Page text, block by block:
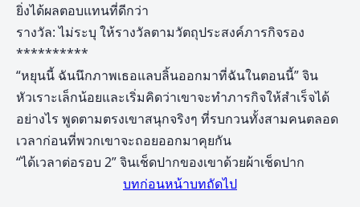
ยิ่งได้ผลตอบแทนที่ดีกว่า
รางวัล: ไม่ระบุ ให้รางวัลตามวัตถุประสงค์ภารกิจรอง
**********
“หยุนนี้ ฉันนึกภาพเธอแลบลิ้นออกมาที่ฉันในตอนนี้” จิน
หัวเราะเล็กน้อยและเริ่มคิดว่าเขาจะทำภารกิจให้สำเร็จได้
อย่างไร พูดตามตรงเขาสนุกจริงๆ ที่รบกวนทั้งสามคนตลอด
เวลาก่อนที่พวกเขาจะถอยออกมาคุยกัน
“ได้เวลาต่อรอบ 2” จินเช็ดปากของเขาด้วยผ้าเช็ดปาก
บทก่อนหน้าบทถัดไป